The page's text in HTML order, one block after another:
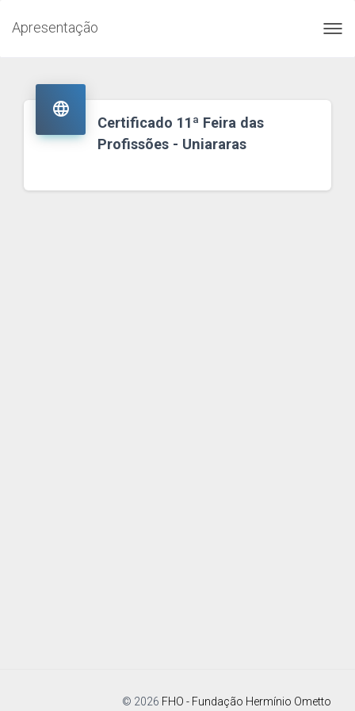
Apresentação

Certificado 11ª Feira das
Profissões - Uniararas
© 2026 FHO - Fundação Hermínio Ometto